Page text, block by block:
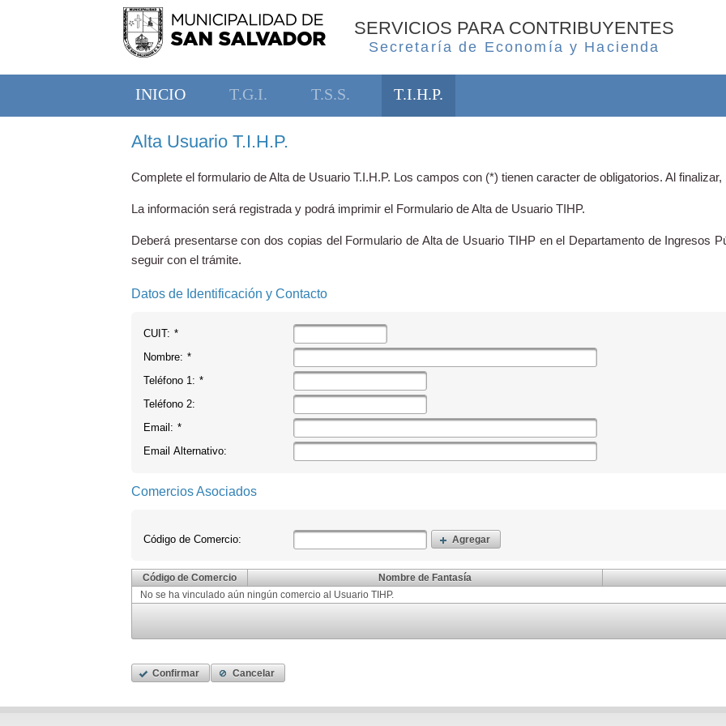
SERVICIOS PARA CONTRIBUYENTES
Secretaría de Economía y Hacienda
INICIO T.G.I. T.S.S. T.I.H.P.
Alta Usuario T.I.H.P.
Complete el formulario de Alta de Usuario T.I.H.P. Los campos con (*) tienen caracter de obligatorios. Al
La información será registrada y podrá imprimir el Formulario de Alta de Usuario TIHP.
Deberá presentarse con dos copias del Formulario de Alta de Usuario TIHP en el Departamento de Ingresos
seguir con el trámite.
Datos de Identificación y Contacto
CUIT: *
Nombre: *
Teléfono 1: *
Teléfono 2:
Email: *
Email Alternativo:
Comercios Asociados
Código de Comercio: Agregar
Código de Comercio Nombre de Fantasía
No se ha vinculado aún ningún comercio al Usuario TIHP.
Confirmar Cancelar